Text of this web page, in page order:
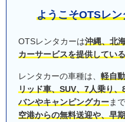
ようこそOTSレン
OTSレンタカーは沖縄、北
カーサービスを提供してい
レンタカーの車種は、 軽自
リッド車、SUV、7人乗り
バンやキャンピングカーま
空港からの無料送迎や、早